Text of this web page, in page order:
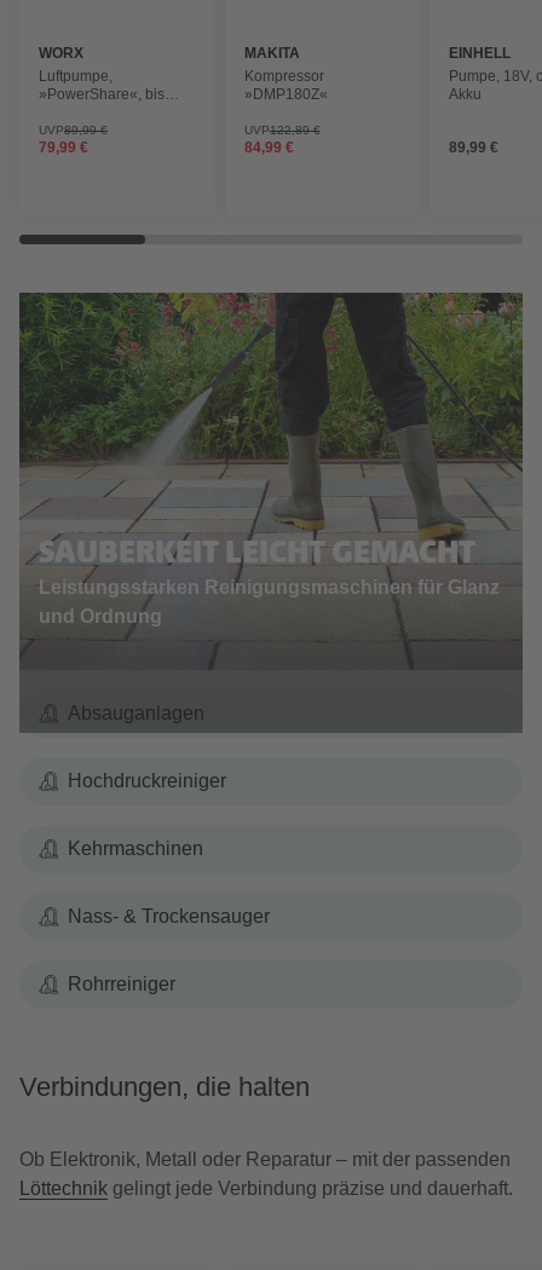
WORX
Luftpumpe,
»PowerShare«, bis
orange
UVP89,99 €
79,99 €
MAKITA
Kompressor
»DMP180Z«
UVP122,89 €
84,99 €
EINHELL
Pumpe, 18V,
Akku
89,99 €
SAUBERKEIT LEICHT GEMACHT
Leistungsstarken Reinigungsmaschinen für Glanz
und Ordnung
Absauganlagen
Hochdruckreiniger
Kehrmaschinen
Nass- & Trockensauger
Rohrreiniger
Verbindungen, die halten
Ob Elektronik, Metall oder Reparatur – mit der passenden
Löttechnik gelingt jede Verbindung präzise und dauerhaft.